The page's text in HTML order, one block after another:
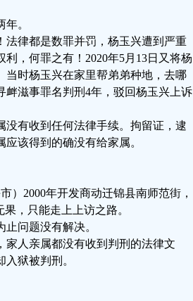
。
法律都是数罪并罚，杨玉兴遭到严重
，何罪之有！2020年5月13日又将杨
当时杨玉兴在家里帮弟弟种地，去哪
滋事罪名判刑4年，驳回杨玉兴上诉
没有收到任何法律手续。拘留证，逮
该得到的确没有给家属。
）2000年开发商动迁锦县南师范街，
，只能走上上访之路。
问题没有解决。
家人亲属都没有收到判刑的法律文
狱被判刑。